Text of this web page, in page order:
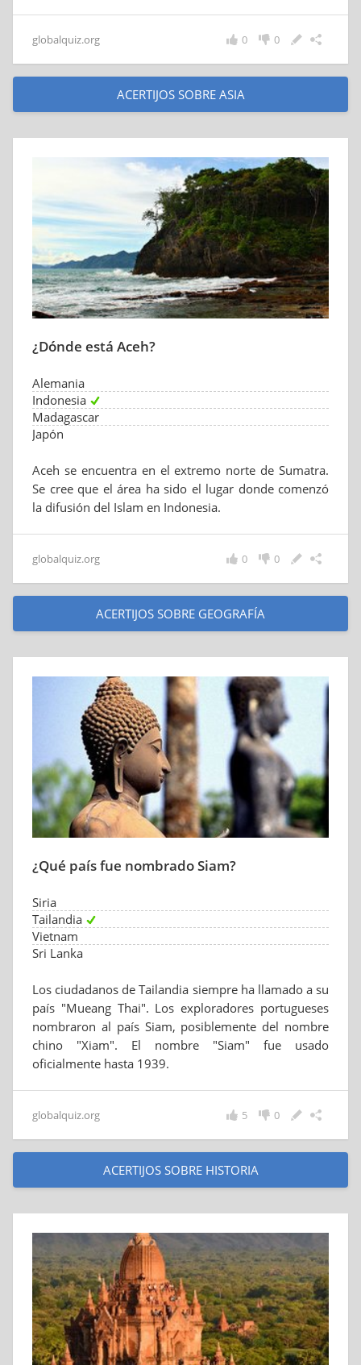
globalquiz.org 0
0
ACERTIJOS SOBRE ASIA
¿Dónde está Aceh?
Alemania
Indonesia
Madagascar
Japón
Aceh se encuentra en el extremo norte de Sumatra.
Se cree que el área ha sido el lugar donde comenzó
la difusión del Islam en Indonesia.
globalquiz.org 0
0
ACERTIJOS SOBRE GEOGRAFÍA
¿Qué país fue nombrado Siam?
Siria
Tailandia
Vietnam
Sri Lanka
Los ciudadanos de Tailandia siempre ha llamado a su
país "Mueang Thai". Los exploradores portugueses
nombraron al país Siam, posiblemente del nombre
chino "Xiam". El nombre "Siam" fue usado
oficialmente hasta 1939.
globalquiz.org 0
5
ACERTIJOS SOBRE HISTORIA